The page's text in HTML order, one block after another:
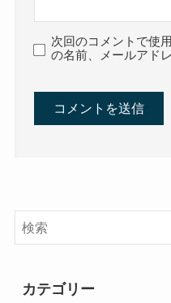
次回のコメントで使
の名前、メールアド
カテゴリー